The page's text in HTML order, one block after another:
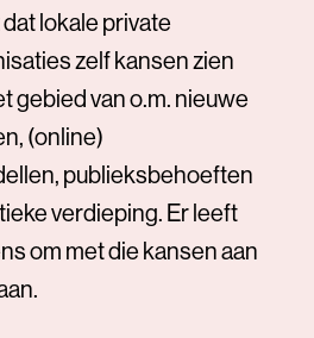
lokale private
zelf kansen zien
gebied van o.m. nieuwe
(online)
publieksbehoeften
verdieping. Er leeft
om met die kansen aan